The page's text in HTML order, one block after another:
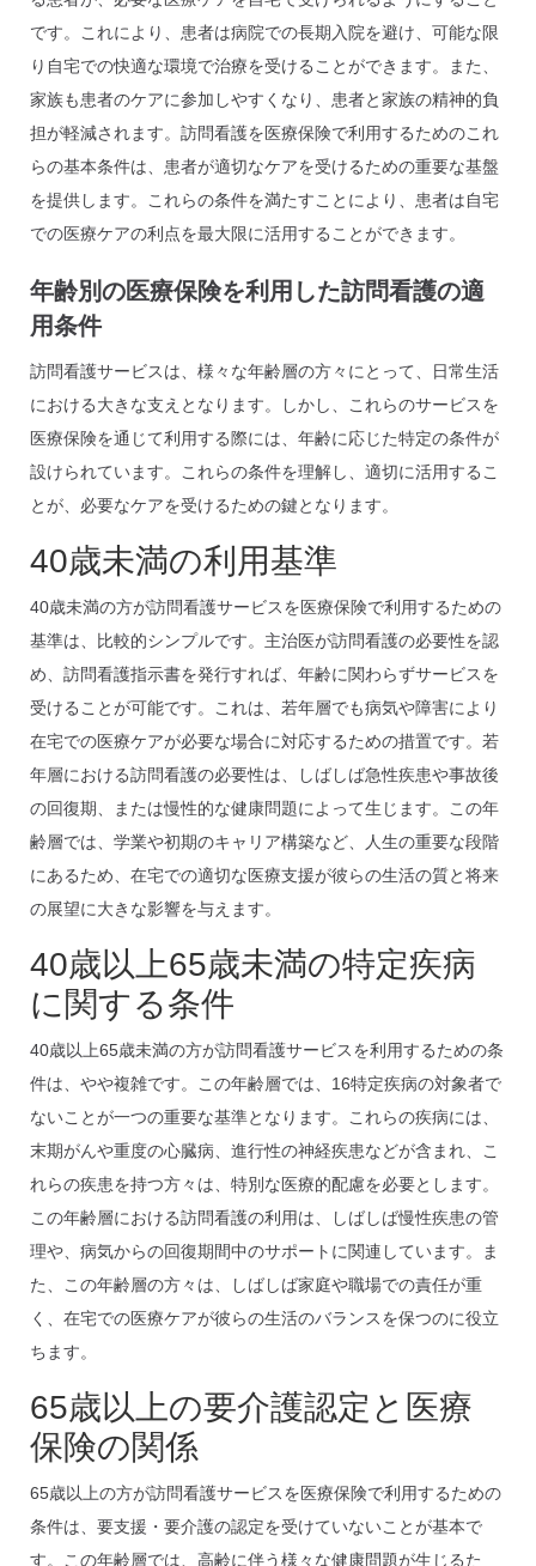
です。これにより、患者は病院での長期入院を避け、可能な限
り自宅での快適な環境で治療を受けることができます。また、
家族も患者のケアに参加しやすくなり、患者と家族の精神的負
担が軽減されます。訪問看護を医療保険で利用するためのこれ
らの基本条件は、患者が適切なケアを受けるための重要な基盤
を提供します。これらの条件を満たすことにより、患者は自宅
での医療ケアの利点を最大限に活用することができます。
年齢別の医療保険を利用した訪問看護の適
用条件
訪問看護サービスは、様々な年齢層の方々にとって、日常生活
における大きな支えとなります。しかし、これらのサービスを
医療保険を通じて利用する際には、年齢に応じた特定の条件が
設けられています。これらの条件を理解し、適切に活用するこ
とが、必要なケアを受けるための鍵となります。
40歳未満の利用基準
40歳未満の方が訪問看護サービスを医療保険で利用するための
基準は、比較的シンプルです。主治医が訪問看護の必要性を認
め、訪問看護指示書を発行すれば、年齢に関わらずサービスを
受けることが可能です。これは、若年層でも病気や障害により
在宅での医療ケアが必要な場合に対応するための措置です。若
年層における訪問看護の必要性は、しばしば急性疾患や事故後
の回復期、または慢性的な健康問題によって生じます。この年
齢層では、学業や初期のキャリア構築など、人生の重要な段階
にあるため、在宅での適切な医療支援が彼らの生活の質と将来
の展望に大きな影響を与えます。
40歳以上65歳未満の特定疾病
に関する条件
40歳以上65歳未満の方が訪問看護サービスを利用するための条
件は、やや複雑です。この年齢層では、16特定疾病の対象者で
ないことが一つの重要な基準となります。これらの疾病には、
末期がんや重度の心臓病、進行性の神経疾患などが含まれ、こ
れらの疾患を持つ方々は、特別な医療的配慮を必要とします。
この年齢層における訪問看護の利用は、しばしば慢性疾患の管
理や、病気からの回復期間中のサポートに関連しています。ま
た、この年齢層の方々は、しばしば家庭や職場での責任が重
く、在宅での医療ケアが彼らの生活のバランスを保つのに役立
ちます。
65歳以上の要介護認定と医療
保険の関係
65歳以上の方が訪問看護サービスを医療保険で利用するための
条件は、要支援・要介護の認定を受けていないことが基本で
す。この年齢層では、高齢に伴う様々な健康問題が生じるた